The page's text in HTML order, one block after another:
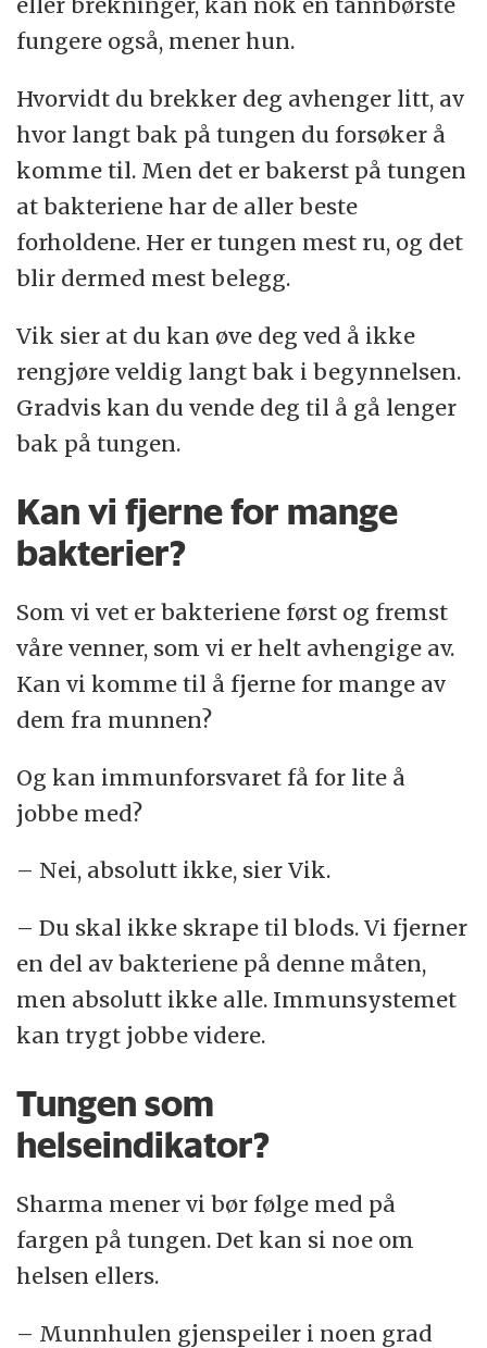
fungere også, mener hun.
Hvorvidt du brekker deg avhenger litt, av
hvor langt bak på tungen du forsøker å
komme til. Men det er bakerst på tungen
at bakteriene har de aller beste
forholdene. Her er tungen mest ru, og det
blir dermed mest belegg.
Vik sier at du kan øve deg ved å ikke
rengjøre veldig langt bak i begynnelsen.
Gradvis kan du vende deg til å gå lenger
bak på tungen.
Kan vi fjerne for mange
bakterier?
Som vi vet er bakteriene først og fremst
våre venner, som vi er helt avhengige av.
Kan vi komme til å fjerne for mange av
dem fra munnen?
Og kan immunforsvaret få for lite å
jobbe med?
– Nei, absolutt ikke, sier Vik.
– Du skal ikke skrape til blods. Vi fjerner
en del av bakteriene på denne måten,
men absolutt ikke alle. Immunsystemet
kan trygt jobbe videre.
Tungen som
helseindikator?
Sharma mener vi bør følge med på
fargen på tungen. Det kan si noe om
helsen ellers.
– Munnhulen gjenspeiler i noen grad